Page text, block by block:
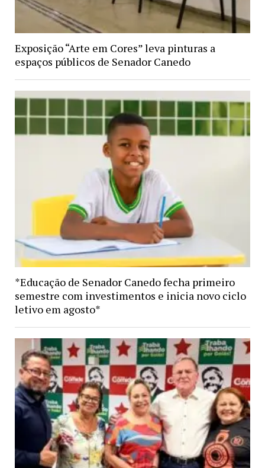
Exposição “Arte em Cores” leva pinturas a
espaços públicos de Senador Canedo
*Educação de Senador Canedo fecha primeiro
semestre com investimentos e inicia novo ciclo
letivo em agosto*